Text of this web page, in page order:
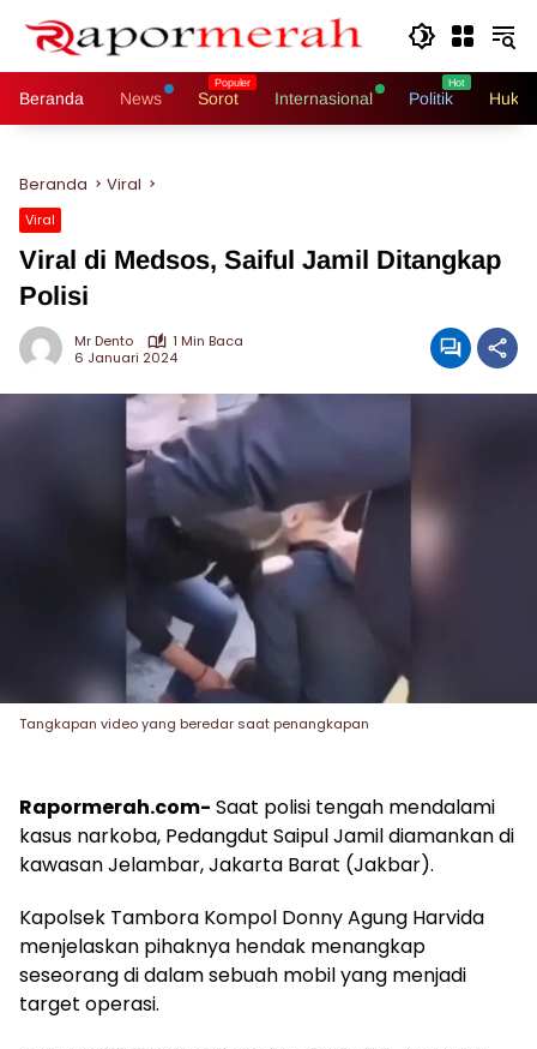
Beranda News Sorot Internasional Politik
Beranda Viral
Viral
Viral di Medsos, Saiful Jamil Ditangkap
Polisi
Mr Dento
1 Min Baca
6 Januari 2024
Tangkapan video yang beredar saat penangkapan
Rapormerah.com- Saat polisi tengah mendalami
kasus narkoba, Pedangdut Saipul Jamil diamankan di
kawasan Jelambar, Jakarta Barat (Jakbar).
Kapolsek Tambora Kompol Donny Agung Harvida
menjelaskan pihaknya hendak menangkap
seseorang di dalam sebuah mobil yang menjadi
target operasi.